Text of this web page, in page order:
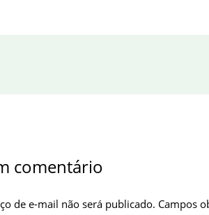
comentário
de e-mail não será publicado. Campos